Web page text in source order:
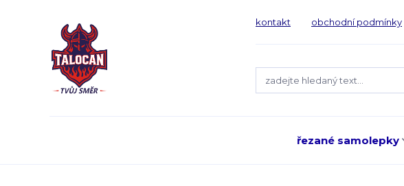
kontakt obchodní podmínky
řezané samolepky